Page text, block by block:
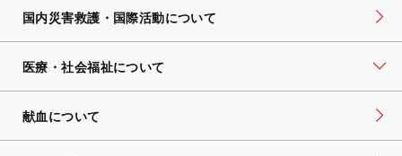
国内災害救護・国際活動について
医療・社会福祉について
献血について